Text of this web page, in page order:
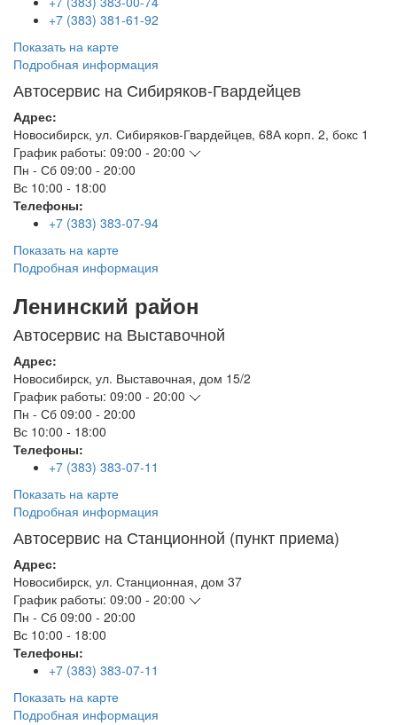
+7 (383) 381-61-92
Показать на карте
Подробная информация
Автосервис на Сибиряков-Гвардейцев
Адрес:
Новосибирск, ул. Сибиряков-Гвардейцев, 68А корп. 2, бокс 1
График работы: 09:00 - 20:00
Пн - Сб 09:00 - 20:00
Вс 10:00 - 18:00
Телефоны:
+7 (383) 383-07-94
Показать на карте
Подробная информация
Ленинский район
Автосервис на Выставочной
Адрес:
Новосибирск, ул. Выставочная, дом 15/2
График работы: 09:00 - 20:00
Пн - Сб 09:00 - 20:00
Вс 10:00 - 18:00
Телефоны:
+7 (383) 383-07-11
Показать на карте
Подробная информация
Автосервис на Станционной (пункт приема)
Адрес:
Новосибирск, ул. Станционная, дом 37
График работы: 09:00 - 20:00
Пн - Сб 09:00 - 20:00
Вс 10:00 - 18:00
Телефоны:
+7 (383) 383-07-11
Показать на карте
Подробная информация